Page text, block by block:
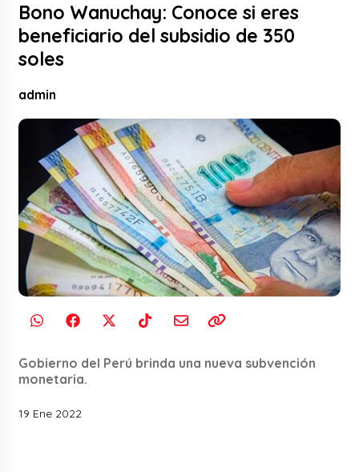
Bono Wanuchay: Conoce si eres
beneficiario del subsidio de 350
soles
admin
Gobierno del Perú brinda una nueva subvención
monetaria.
19 Ene 2022